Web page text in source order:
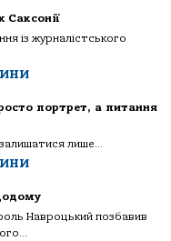
Саксонії
із журналістського
портрет, а питання
залишатися лише...
Навроцький позбавив